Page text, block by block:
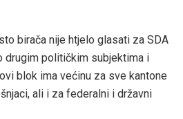
birača nije htjelo glasati za SDA
drugim političkim subjektima i
blok ima većinu za sve kantone
ali i za federalni i državni